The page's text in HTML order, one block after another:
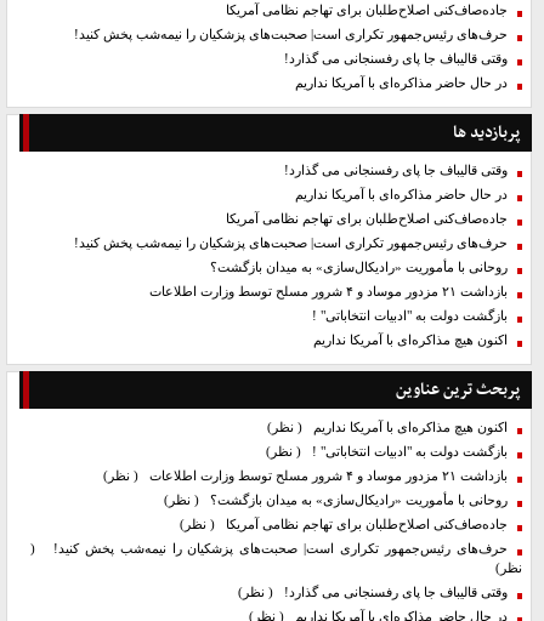
جاده‌صاف‌کنی اصلاح‌طلبان برای تهاجم نظامی آمریکا
حرف‌های رئیس‌جمهور تکراری است| صحبت‌های پزشکیان را نیمه‌شب پخش کنید!
وقتی قالیباف جا پای رفسنجانی می گذارد!
در حال حاضر مذاکره‌ای با آمریکا نداریم
پربازدید ها
وقتی قالیباف جا پای رفسنجانی می گذارد!
در حال حاضر مذاکره‌ای با آمریکا نداریم
جاده‌صاف‌کنی اصلاح‌طلبان برای تهاجم نظامی آمریکا
حرف‌های رئیس‌جمهور تکراری است| صحبت‌های پزشکیان را نیمه‌شب پخش کنید!
روحانی با مأموریت «رادیکال‌سازی» به میدان بازگشت؟
بازداشت ۲۱ مزدور موساد و ۴ شرور مسلح توسط وزارت اطلاعات
بازگشت دولت به "ادبیات انتخاباتی" !
اکنون هیچ مذاکره‌ای با آمریکا نداریم
پربحث ترین عناوین
اکنون هیچ مذاکره‌ای با آمریکا نداریم
( نظر)
بازگشت دولت به "ادبیات انتخاباتی" ! ( نظر)
بازداشت ۲۱ مزدور موساد و ۴ شرور مسلح توسط وزارت اطلاعات
( نظر)
روحانی با مأموریت «رادیکال‌سازی» به میدان بازگشت؟ ( نظر)
جاده‌صاف‌کنی اصلاح‌طلبان برای تهاجم نظامی آمریکا
( نظر)
حرف‌های رئیس‌جمهور تکراری است| صحبت‌های پزشکیان را نیمه‌شب پخش کنید!
(
نظر)
وقتی قالیباف جا پای رفسنجانی می گذارد! ( نظر)
در حال حاضر مذاکره‌ای با آمریکا نداریم
( نظر)